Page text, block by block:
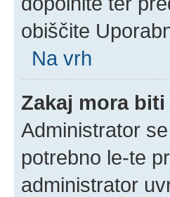
obiščite
Na vrh
Zakaj mora
Administrator
potrebno le-te
administrator